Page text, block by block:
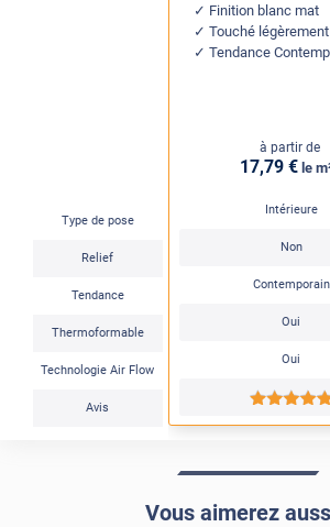
Type de pose
Relief
Tendance
Thermoformable
Technologie Air Flow
Avis
Finition blanc mat
Touché
Tendance
à partir de
17,79 € le
Intérieure
Non
Contemporain
Oui
Oui
Vous aimerez